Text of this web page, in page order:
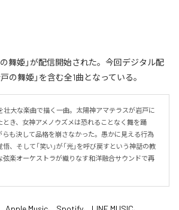
舞姫」が配信開始された。今回デジタル配
の舞姫」を含む全1曲となっている。
壮大な楽曲で描く一曲。太陽神アマテラスが岩戸に
とき、女神アメノウズメは恐れることなく舞を踊
らも決して品格を崩さなかった。愚かに見える行為
、そして「笑い」が「光」を呼び戻すという神話の教
弦楽オーケストラが織りなす和洋融合サウンドで再